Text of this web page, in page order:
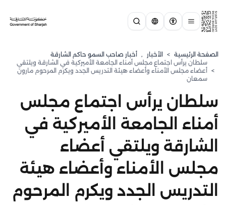
الصفحة الرئيسية > الأخبار , أخبار صاحب السمو حاكم الشارقة
>
سلطان يرأس اجتماع مجلس أمناء الجامعة الأميركية في الشارقة ويلتقي
أعضاء مجلس الأمناء وأعضاء هيئة التدريس الجدد ويكرم المرحوم مارون
سمعان
سلطان يرأس اجتماع مجلس
أمناء الجامعة الأميركية في
الشارقة ويلتقي أعضاء
مجلس الأمناء وأعضاء هيئة
التدريس الجدد ويكرم المرحوم